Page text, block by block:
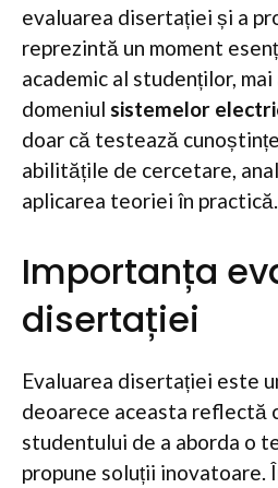
evaluarea disertației și a
reprezintă un moment
academic al studenților,
domeniul sistemelor
doar că testează
abilitățile de cercetare,
aplicarea teoriei în practică.
Importanța
disertației
Evaluarea disertației este
deoarece aceasta reflectă
studentului de a aborda o
propune soluții inovatoare.